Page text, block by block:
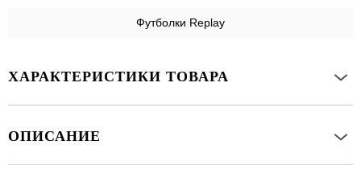
Футболки Replay
ХАРАКТЕРИСТИКИ ТОВАРА
ОПИСАНИЕ